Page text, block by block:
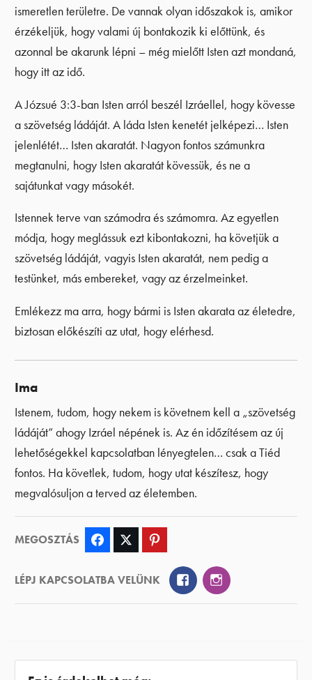
ismeretlen területre. De vannak olyan időszakok is, amikor
érzékeljük, hogy valami új bontakozik ki előttünk, és
azonnal be akarunk lépni – még mielőtt Isten azt mondaná,
hogy itt az idő.
A Józsué 3:3-ban Isten arról beszél Izráellel, hogy kövesse
a szövetség ládáját. A láda Isten kenetét jelképezi… Isten
jelenlétét… Isten akaratát. Nagyon fontos számunkra
megtanulni, hogy Isten akaratát kövessük, és ne a
sajátunkat vagy másokét.
Istennek terve van számodra és számomra. Az egyetlen
módja, hogy meglássuk ezt kibontakozni, ha követjük a
szövetség ládáját, vagyis Isten akaratát, nem pedig a
testünket, más embereket, vagy az érzelmeinket.
Emlékezz ma arra, hogy bármi is Isten akarata az életedre,
biztosan előkészíti az utat, hogy elérhesd.
Ima
Istenem, tudom, hogy nekem is követnem kell a „szövetség
ládáját” ahogy Izráel népének is. Az én időzítésem az új
lehetőségekkel kapcsolatban lényegtelen… csak a Tiéd
fontos. Ha követlek, tudom, hogy utat készítesz, hogy
megvalósuljon a terved az életemben.
MEGOSZTÁS Facebook Twitter
LÉPJ KAPCSOLATBA VELÜNK FacebookInstagram